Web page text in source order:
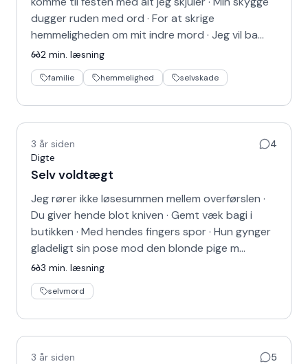
dugger ruden med ord · For at skrige
hemmeligheden om mit indre mord · Jeg vil ba…
2 min. læsning
familie hemmelighed selvskade
3 år siden
4
Digte
Selv voldtægt
Jeg rører ikke løsesummen mellem overførslen ·
Du giver hende blot kniven · Gemt væk bagi i
butikken · Med hendes fingers spor · Hun gynger
gladeligt sin pose mod den blonde pige m…
3 min. læsning
selvmord
3 år siden
5